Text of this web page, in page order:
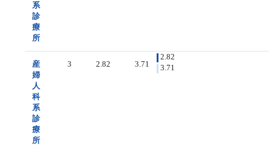
系
診
療
所
産
婦
人
科
系
診
療
所
3 2.82 3.71
2.82
3.71